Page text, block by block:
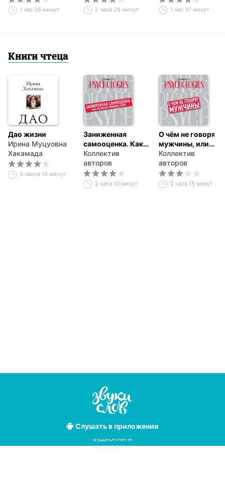
1 час 26 минут 2 часа 26 минут 1 час 37 минут
Книги чтеца
Дао жизни
Ирина Муцуовна
Хакамада
5 часов 14 минут
Заниженная
самооценка. Как
научиться
уважать себя?
Коллектив
авторов
2 часа 10 минут
О чём не говорят
мужчины, или
Что мужчины
хотят от
отношений на
самом деле
Коллектив
авторов
2 часа 15 минут
Слушатьв приложении
Лучшие
аудиокниги
на русском